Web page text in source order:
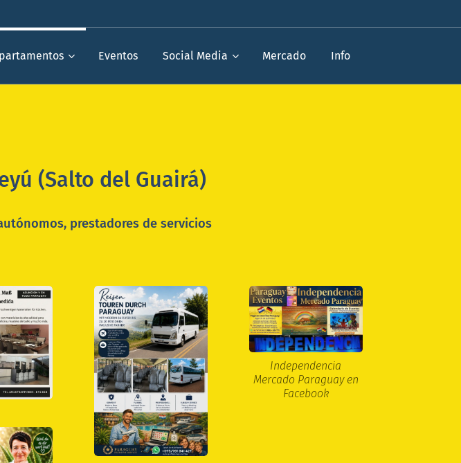
Eventos Social Media Mercado Info
(Salto del Guairá)
, prestadores de servicios
Independencia
Mercado Paraguay en
Facebook